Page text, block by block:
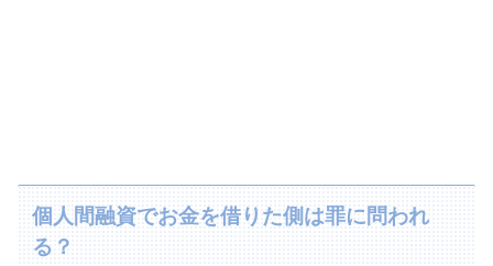
個人間融資でお金を借りた側は罪に問われ
る？